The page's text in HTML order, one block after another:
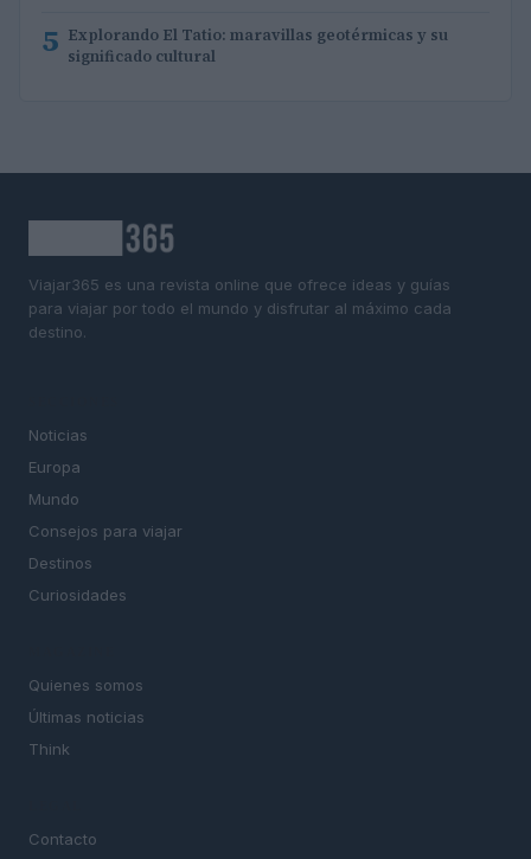
5 Explorando El Tatio: maravillas geotérmicas y su
significado cultural
Viajar365 es una revista online que ofrece ideas y guías
para viajar por todo el mundo y disfrutar al máximo cada
destino.
Noticias
Europa
Mundo
Consejos para viajar
Destinos
Curiosidades
Quienes somos
Últimas noticias
Think
Contacto